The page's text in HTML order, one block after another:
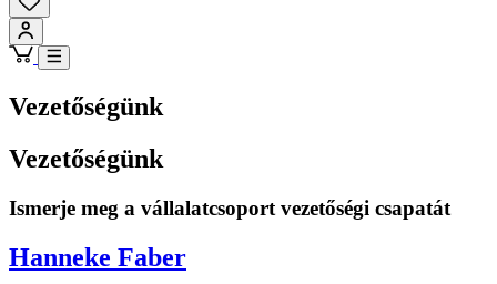
Vezetőségünk
Vezetőségünk
Ismerje meg a vállalatcsoport vezetőségi csapatát
Hanneke Faber